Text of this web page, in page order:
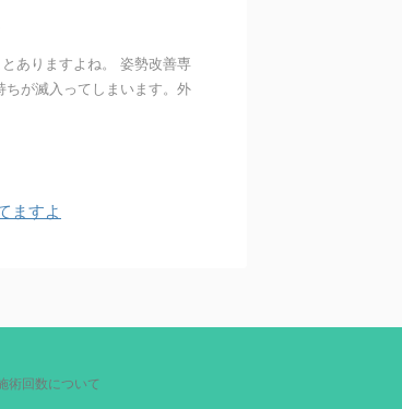
ありますよね。 姿勢改善専
が滅入ってしまいます。外
ますよ
術回数について